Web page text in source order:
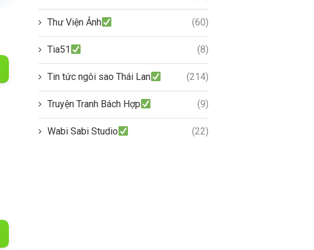
Thư Viện Ảnh (60)
Tia51 (8)
Tin tức ngôi sao Thái Lan (214)
Truyện Tranh Bách Hợp (9)
Wabi Sabi Studio (22)